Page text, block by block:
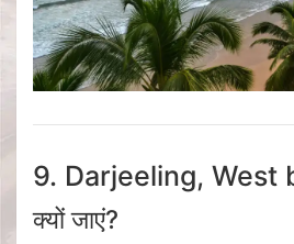
9. Darjeeling, West
क्यों जाएं?